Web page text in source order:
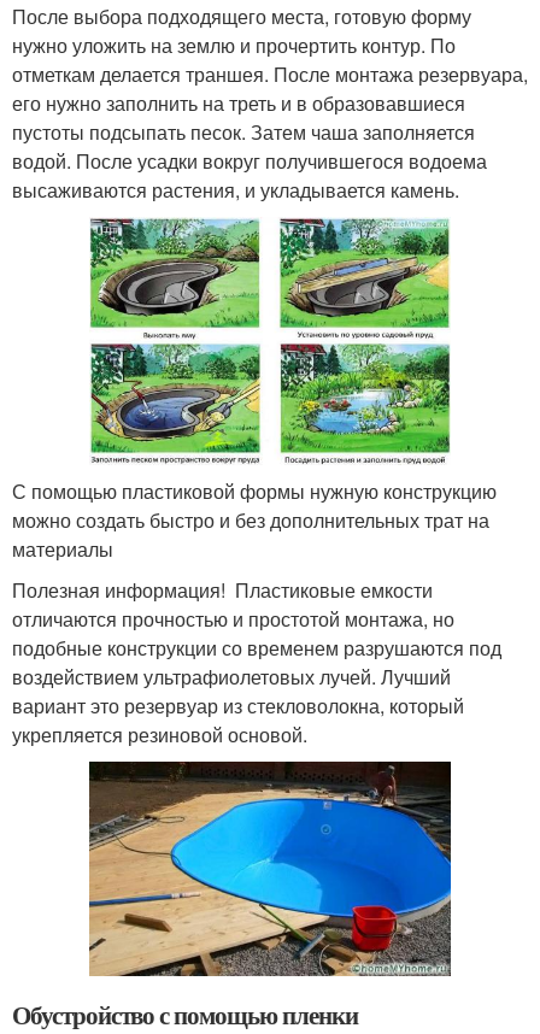
После выбора подходящего места, готовую форму
нужно уложить на землю и прочертить контур. По
отметкам делается траншея. После монтажа резервуара,
его нужно заполнить на треть и в образовавшиеся
пустоты подсыпать песок. Затем чаша заполняется
водой. После усадки вокруг получившегося водоема
высаживаются растения, и укладывается камень.
С помощью пластиковой формы нужную конструкцию
можно создать быстро и без дополнительных трат на
материалы
Полезная информация! Пластиковые емкости
отличаются прочностью и простотой монтажа, но
подобные конструкции со временем разрушаются под
воздействием ультрафиолетовых лучей. Лучший
вариант это резервуар из стекловолокна, который
укрепляется резиновой основой.
Обустройство с помощью пленки